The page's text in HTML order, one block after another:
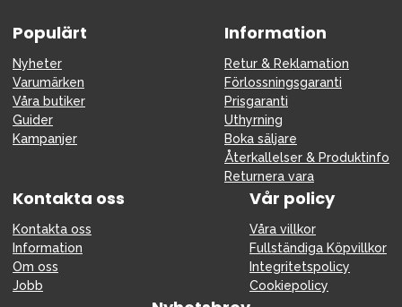
Populärt
Nyheter
Varumärken
Våra butiker
Guider
Kampanjer
Information
Retur & Reklamation
Förlossningsgaranti
Prisgaranti
Uthyrning
Boka säljare
Återkallelser & Produktinfo
Returnera vara
Kontakta oss
Kontakta oss
Information
Om oss
Jobb
Vår policy
Våra villkor
Fullständiga Köpvillkor
Integritetspolicy
Cookiepolicy